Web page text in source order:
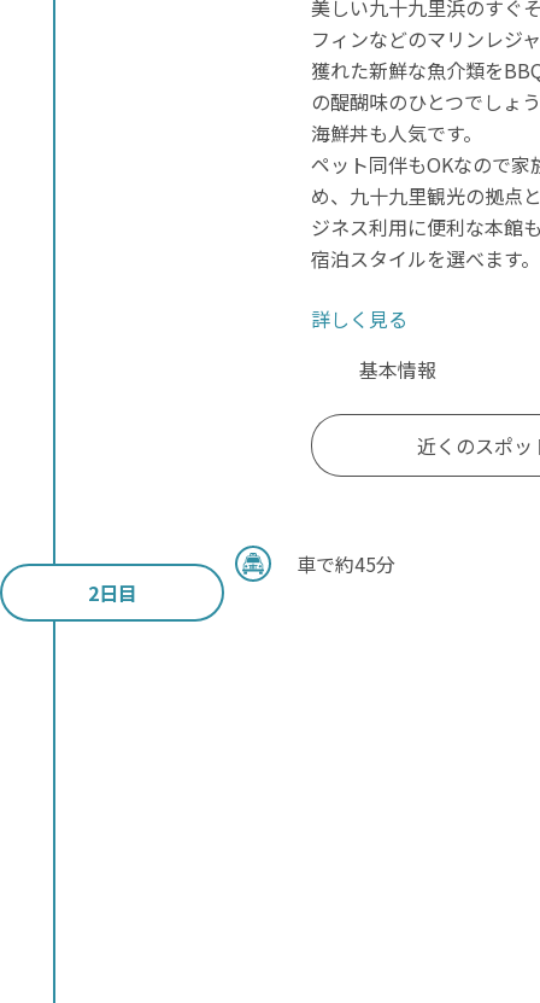
美しい九十九里浜のすぐ
フィンなどのマリンレジ
獲れた新鮮な魚介類を
の醍醐味のひとつでしょ
海鮮丼も人気です。
ペット同伴もOKなので
め、九十九里観光の拠点
ジネス利用に便利な本館
宿泊スタイルを選べます。
詳しく見る
基本情報
近くのスポッ
2日目
車で約45分